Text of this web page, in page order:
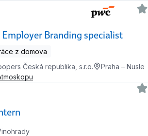
Employer Branding specialist
z domova
Česká republika, s.r.o.
Praha – Nusle